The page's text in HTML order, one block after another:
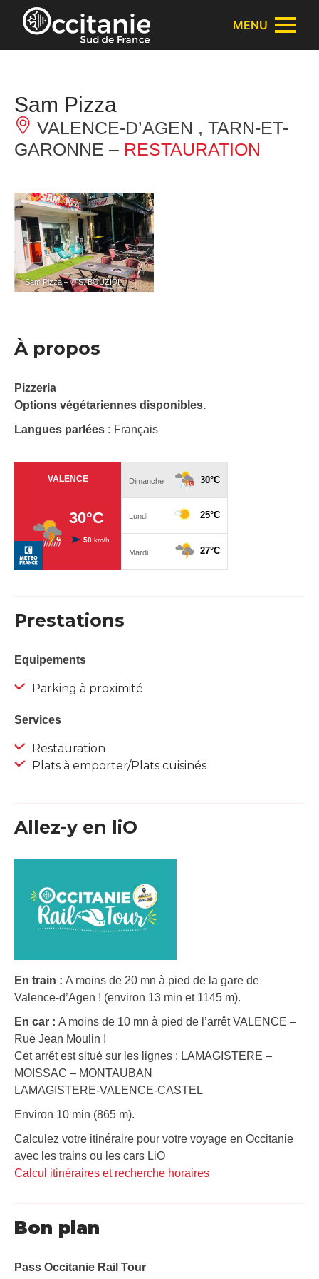
Panneau de gestion des cookies
MENU
Sam Pizza
VALENCE-D’AGEN , TARN-ET-
GARONNE – RESTAURATION
Sam Pizza – © S. BOUZIDI
À propos
Pizzeria
Options végétariennes disponibles.
Langues parlées : Français
Prestations
Equipements
Parking à proximité
Services
Restauration
Plats à emporter/Plats cuisinés
Allez-y en liO
En train : A moins de 20 mn à pied de la gare de
Valence-d’Agen ! (environ 13 min et 1145 m).
En car : A moins de 10 mn à pied de l’arrêt VALENCE –
Rue Jean Moulin !
Cet arrêt est situé sur les lignes : LAMAGISTERE –
MOISSAC – MONTAUBAN
LAMAGISTERE-VALENCE-CASTEL
Environ 10 min (865 m).
Calculez votre itinéraire pour votre voyage en Occitanie
avec les trains ou les cars LiO
Calcul itinéraires et recherche horaires
Bon plan
Pass Occitanie Rail Tour​